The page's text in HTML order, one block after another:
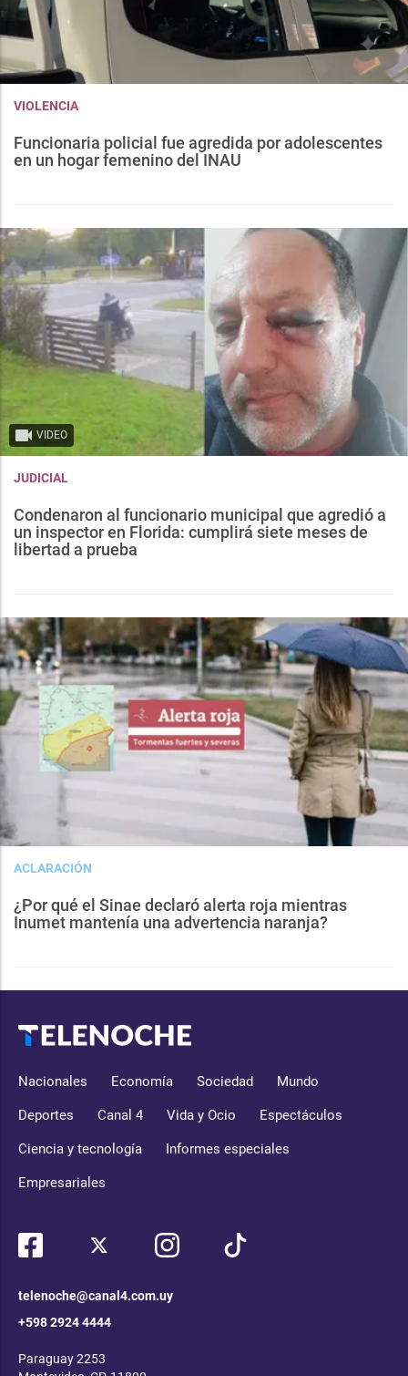
VIOLENCIA
Funcionaria policial fue agredida por adolescentes
en un hogar femenino del INAU
VIDEO
JUDICIAL
Condenaron al funcionario municipal que agredió a
un inspector en Florida: cumplirá siete meses de
libertad a prueba
ACLARACIÓN
¿Por qué el Sinae declaró alerta roja mientras
Inumet mantenía una advertencia naranja?
Nacionales Economía Sociedad Mundo
Deportes Canal 4 Vida y Ocio Espectáculos
Ciencia y tecnología Informes especiales
Empresariales
telenoche@canal4.com.uy
+598 2924 4444
Paraguay 2253